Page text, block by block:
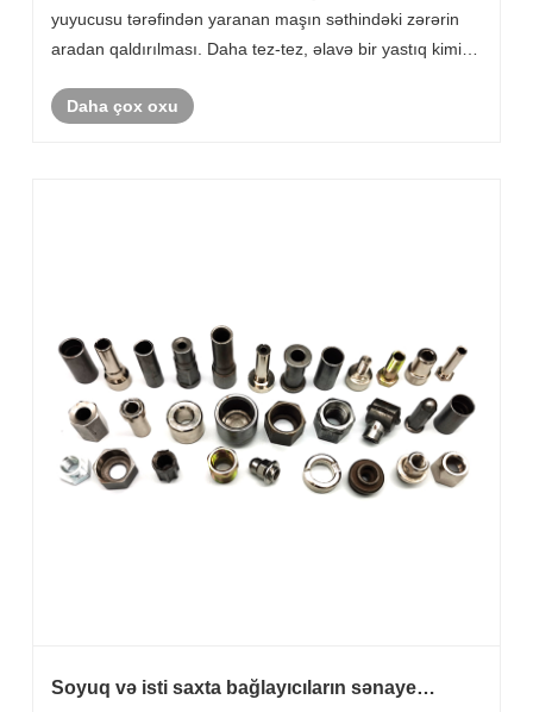
yuyucusu tərəfindən yaranan maşın səthindəki zərərin
aradan qaldırılması. Daha tez-tez, əlavə bir yastıq kimi
Daha çox oxu
Soyuq və isti saxta bağlayıcıların sənaye